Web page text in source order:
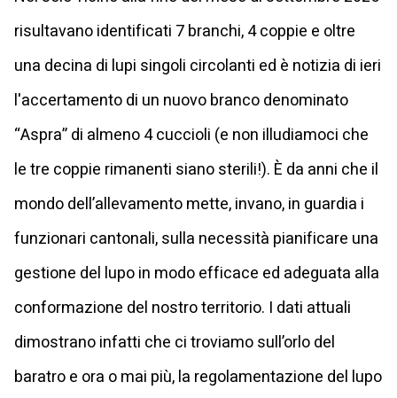
risultavano identificati 7 branchi, 4 coppie e oltre
una decina di lupi singoli circolanti ed è notizia di ieri
l'accertamento di un nuovo branco denominato
“Aspra” di almeno 4 cuccioli (e non illudiamoci che
le tre coppie rimanenti siano sterili!). È da anni che il
mondo dell’allevamento mette, invano, in guardia i
funzionari cantonali, sulla necessità pianificare una
gestione del lupo in modo efficace ed adeguata alla
conformazione del nostro territorio. I dati attuali
dimostrano infatti che ci troviamo sull’orlo del
baratro e ora o mai più, la regolamentazione del lupo